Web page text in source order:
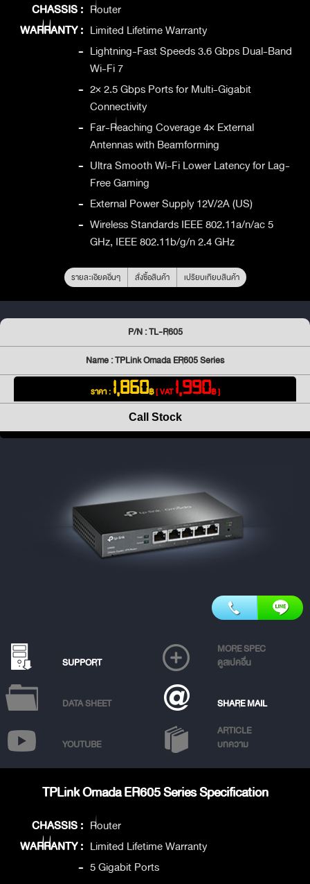
CHASSIS : Router
WARRANTY : Limited Lifetime Warranty
- Lightning-Fast Speeds 3.6 Gbps Dual-Band
Wi-Fi 7
- 2× 2.5 Gbps Ports for Multi-Gigabit
Connectivity
- Far-Reaching Coverage 4× External
Antennas with Beamforming
- Ultra Smooth Wi-Fi Lower Latency for Lag-
Free Gaming
- External Power Supply 12V/2A (US)
- Wireless Standards IEEE 802.11a/n/ac 5
GHz, IEEE 802.11b/g/n 2.4 GHz
รายละเอียดอื่นๆ สั่งซื้อสินค้า เปรียบเทียบสินค้า
P/N : TL-R605
Name : TPLink Omada ER605 Series
ราคา : 1,860฿[ VAT1,990฿ ]
Call Stock
SUPPORT
MORE SPEC
ดูสเปคอื่น
DATA SHEET SHARE MAIL
YOUTUBE
ARTICLE
บทความ
TPLink Omada ER605 Series Specification
CHASSIS : Router
WARRANTY : Limited Lifetime Warranty
- 5 Gigabit Ports